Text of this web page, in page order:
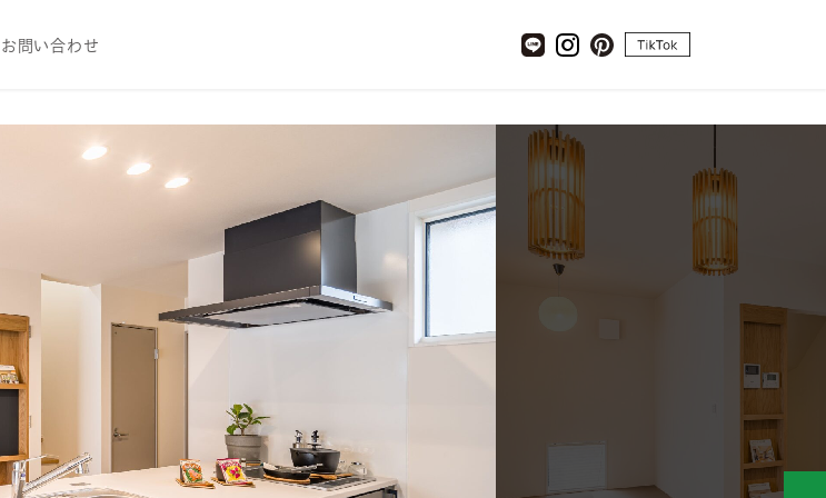
お問い合わせ LINE Instagram
pinterest